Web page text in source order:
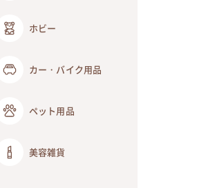
ホビー
カー・バイク用品
ペット用品
美容雑貨